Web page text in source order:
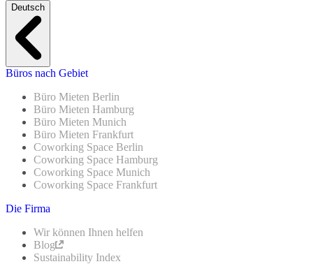
Deutsch
Büros nach Gebiet
Büro Mieten Berlin
Büro Mieten Hamburg
Büro Mieten Munich
Büro Mieten Frankfurt
Coworking Space Berlin
Coworking Space Hamburg
Coworking Space Munich
Coworking Space Frankfurt
Die Firma
Wir können Ihnen helfen
Blog
Sustainability Index